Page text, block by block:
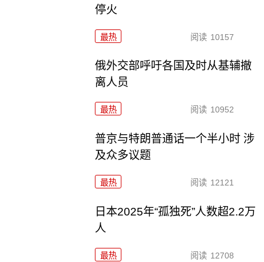
停火
最热 阅读 10157
俄外交部呼吁各国及时从基辅撤
离人员
最热 阅读 10952
普京与特朗普通话一个半小时 涉
及众多议题
最热 阅读 12121
日本2025年“孤独死”人数超2.2万
人
最热 阅读 12708